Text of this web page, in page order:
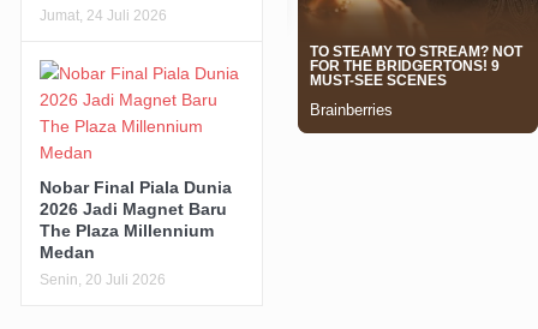
Jumat, 24 Juli 2026
Nobar Final Piala Dunia
2026 Jadi Magnet Baru
The Plaza Millennium
Medan
Senin, 20 Juli 2026